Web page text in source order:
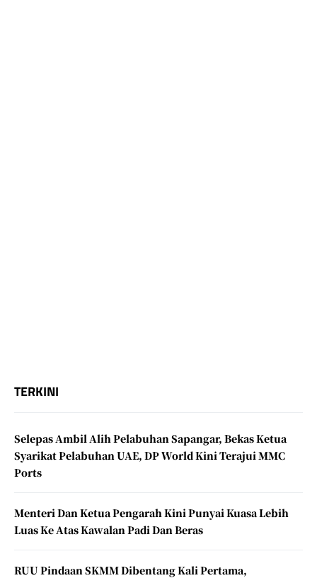
TERKINI
Selepas Ambil Alih Pelabuhan Sapangar, Bekas Ketua
Syarikat Pelabuhan UAE, DP World Kini Terajui MMC
Ports
Menteri Dan Ketua Pengarah Kini Punyai Kuasa Lebih
Luas Ke Atas Kawalan Padi Dan Beras
RUU Pindaan SKMM Dibentang Kali Pertama,